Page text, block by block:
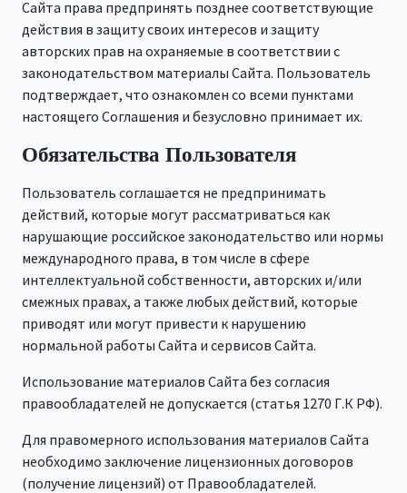
Сайта права предпринять позднее соответствующие
действия в защиту своих интересов и защиту
авторских прав на охраняемые в соответствии с
законодательством материалы Сайта. Пользователь
подтверждает, что ознакомлен со всеми пунктами
настоящего Соглашения и безусловно принимает их.
Обязательства Пользователя
Пользователь соглашается не предпринимать
действий, которые могут рассматриваться как
нарушающие российское законодательство или нормы
международного права, в том числе в сфере
интеллектуальной собственности, авторских и/или
смежных правах, а также любых действий, которые
приводят или могут привести к нарушению
нормальной работы Сайта и сервисов Сайта.
Использование материалов Сайта без согласия
правообладателей не допускается (статья 1270 Г.К РФ).
Для правомерного использования материалов Сайта
необходимо заключение лицензионных договоров
(получение лицензий) от Правообладателей.